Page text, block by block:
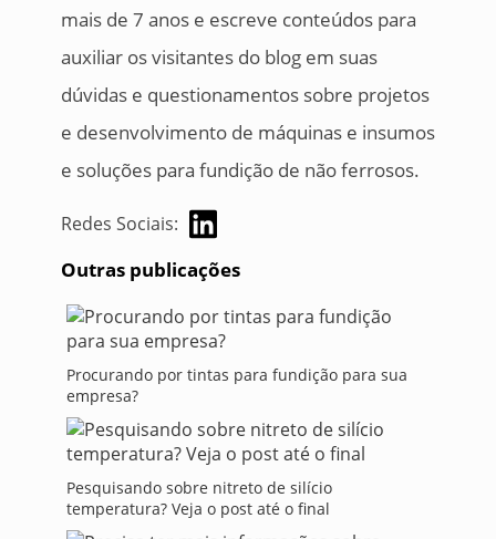
mais de 7 anos e escreve conteúdos para
auxiliar os visitantes do blog em suas
dúvidas e questionamentos sobre projetos
e desenvolvimento de máquinas e insumos
e soluções para fundição de não ferrosos.
Redes Sociais:
Outras publicações
Procurando por tintas para fundição para sua
empresa?
Pesquisando sobre nitreto de silício
temperatura? Veja o post até o final